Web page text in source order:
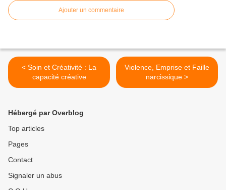
Ajouter un commentaire
< Soin et Créativité : La
capacité créative
Violence, Emprise et Faille
narcissique >
Hébergé par Overblog
Top articles
Pages
Contact
Signaler un abus